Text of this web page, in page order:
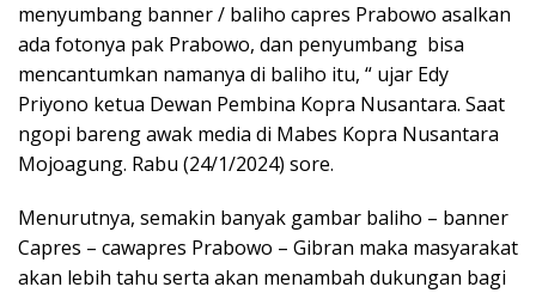
menyumbang banner / baliho capres Prabowo asalkan
ada fotonya pak Prabowo, dan penyumbang bisa
mencantumkan namanya di baliho itu, “ ujar Edy
Priyono ketua Dewan Pembina Kopra Nusantara. Saat
ngopi bareng awak media di Mabes Kopra Nusantara
Mojoagung. Rabu (24/1/2024) sore.
Menurutnya, semakin banyak gambar baliho – banner
Capres – cawapres Prabowo – Gibran maka masyarakat
akan lebih tahu serta akan menambah dukungan bagi